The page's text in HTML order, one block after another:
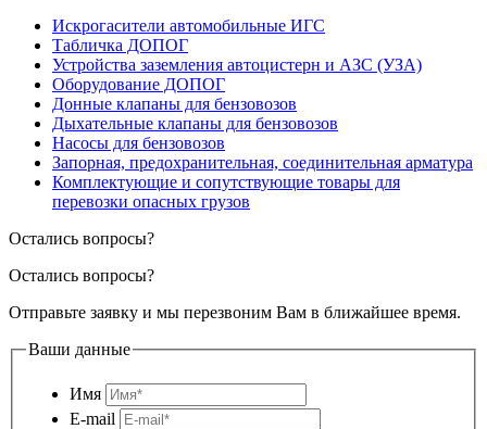
Искрогасители автомобильные ИГС
Табличка ДОПОГ
Устройства заземления автоцистерн и АЗС (УЗА)
Оборудование ДОПОГ
Донные клапаны для бензовозов
Дыхательные клапаны для бензовозов
Насосы для бензовозов
Запорная, предохранительная, соединительная арматура
Комплектующие и сопутствующие товары для
перевозки опасных грузов
Остались вопросы?
Остались вопросы?
Отправьте заявку и мы перезвоним Вам в ближайшее время.
Ваши данные
Имя
E-mail